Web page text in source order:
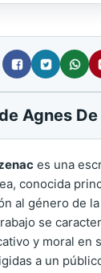
Agnes
es una
conocida
al género de
se
y moral en
a un